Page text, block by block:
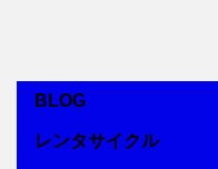
BLOG
レンタサイクル